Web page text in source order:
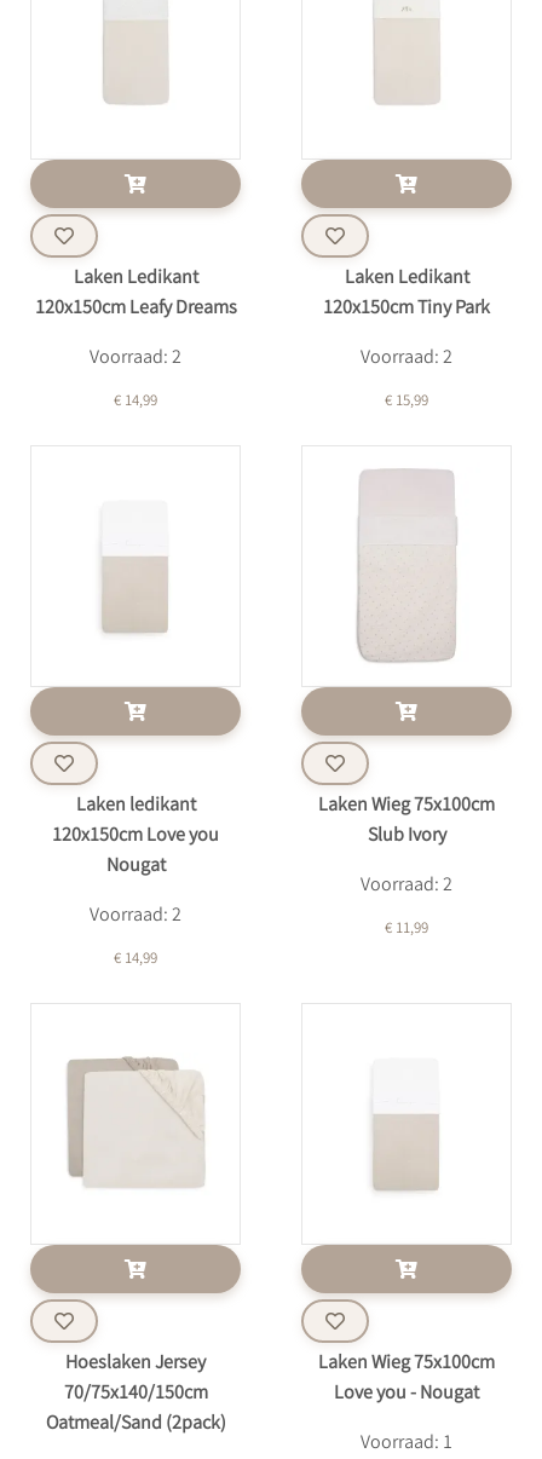
Laken Ledikant
120x150cm Leafy Dreams
Voorraad: 2
€ 14,99
Laken Ledikant
120x150cm Tiny Park
Voorraad: 2
€ 15,99
Laken ledikant
120x150cm Love you
Nougat
Voorraad: 2
€ 14,99
Laken Wieg 75x100cm
Slub Ivory
Voorraad: 2
€ 11,99
Hoeslaken Jersey
70/75x140/150cm
Oatmeal/Sand (2pack)
Laken Wieg 75x100cm
Love you - Nougat
Voorraad: 1